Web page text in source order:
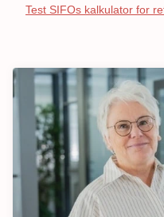
Test SIFOs kalkulator for